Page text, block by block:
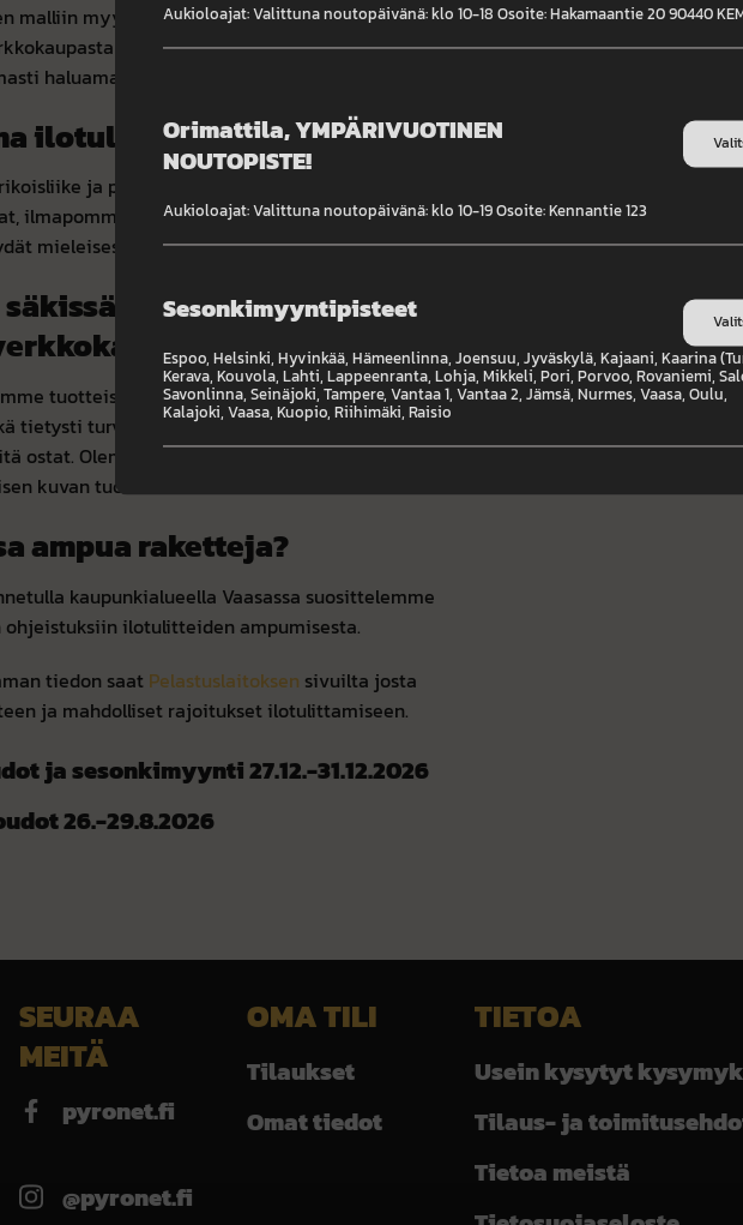
malliin myyntipisteessä tai tilaa raketit
ja nouda ne myyntipisteestä. Näin
haluamasi ilotulitteet.
ilotulitteita Vaasassa
ja panostamme laajaan valikoimaan.
ilmapommit, raketit ja suihkut. Olipa tarpeesi
mieleisesi tuotteet.
– näet videot
tuotteisiin. Valikoimassapadat,keppiraketit,
tietysti turvatuotteet. Katso videot ilotulitteista
ostat. Olemme panostaneet laadukkaaseen
kuvan tuotteista.
ampua raketteja?
kaupunkialueella Vaasassa suosittelemme
ilotulitteiden ampumisesta.
tiedon saat Pelastuslaitoksen sivuilta josta
ja mahdolliset rajoitukset ilotulittamiseen.
ja sesonkimyynti 27.12.-31.12.2026
26.-29.8.2026
SEURAA
MEITÄ
pyronet.fi
@pyronet.fi
OMA TILI
Tilaukset
Omat tiedot
TIETOA
Usein kysytyt
Tilaus- ja
Tietoa meistä
Aukioloajat: Valittuna noutopäivänä: klo 10-18 Osoite: Hakamaantie 20 90440
Orimattila, YMPÄRIVUOTINEN
NOUTOPISTE!
Aukioloajat: Valittuna noutopäivänä: klo 10-19 Osoite: Kennantie 123
Sesonkimyyntipisteet
Espoo, Helsinki, Hyvinkää, Hämeenlinna, Joensuu, Jyväskylä, Kajaani, Kaarina
Kerava, Kouvola, Lahti, Lappeenranta, Lohja, Mikkeli, Pori, Porvoo, Rovaniemi,
Savonlinna, Seinäjoki, Tampere, Vantaa 1, Vantaa 2, Jämsä, Nurmes, Vaasa, Oulu,
Kalajoki, Vaasa, Kuopio, Riihimäki, Raisio